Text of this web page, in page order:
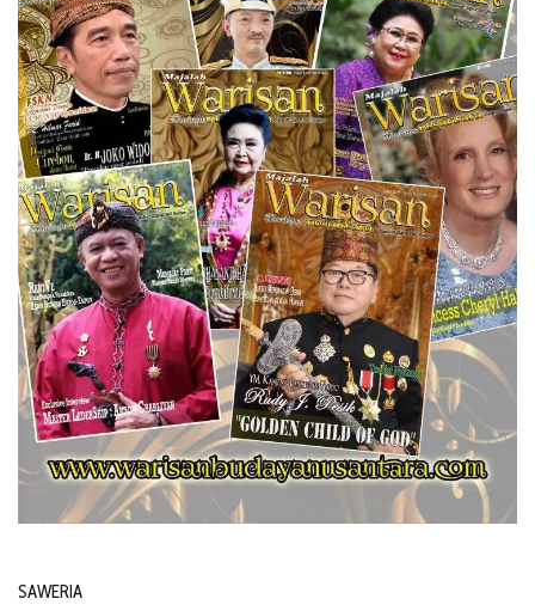
SAWERIA